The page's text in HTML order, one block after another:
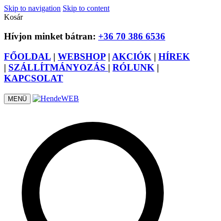
Skip to navigation Skip to content
Kosár
Hívjon minket bátran: +36 70 386 6536
FŐOLDAL | WEBSHOP | AKCIÓK | HÍREK
| SZÁLLÍTMÁNYOZÁS | RÓLUNK |
KAPCSOLAT
MENÜ